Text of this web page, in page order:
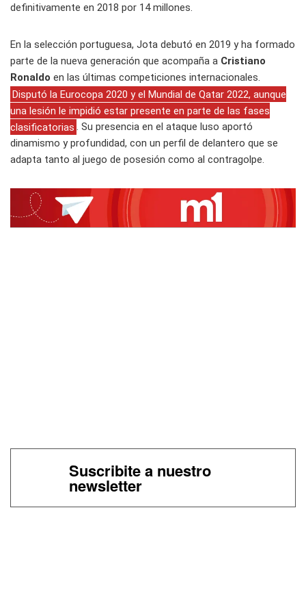
definitivamente en 2018 por 14 millones.
En la selección portuguesa, Jota debutó en 2019 y ha formado
parte de la nueva generación que acompaña a Cristiano
Ronaldo en las últimas competiciones internacionales.
Disputó la Eurocopa 2020 y el Mundial de Qatar 2022, aunque
una lesión le impidió estar presente en parte de las fases
clasificatorias . Su presencia en el ataque luso aportó
dinamismo y profundidad, con un perfil de delantero que se
adapta tanto al juego de posesión como al contragolpe.
Suscribite a nuestro
newsletter